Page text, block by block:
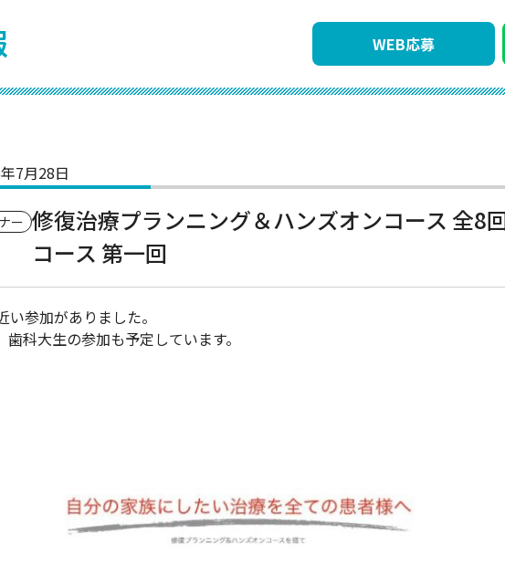
WEB応募
7月28日
ー 修復治療プランニング＆ハンズオンコース 全8
コース 第一回
い参加がありました。
歯科大生の参加も予定しています。